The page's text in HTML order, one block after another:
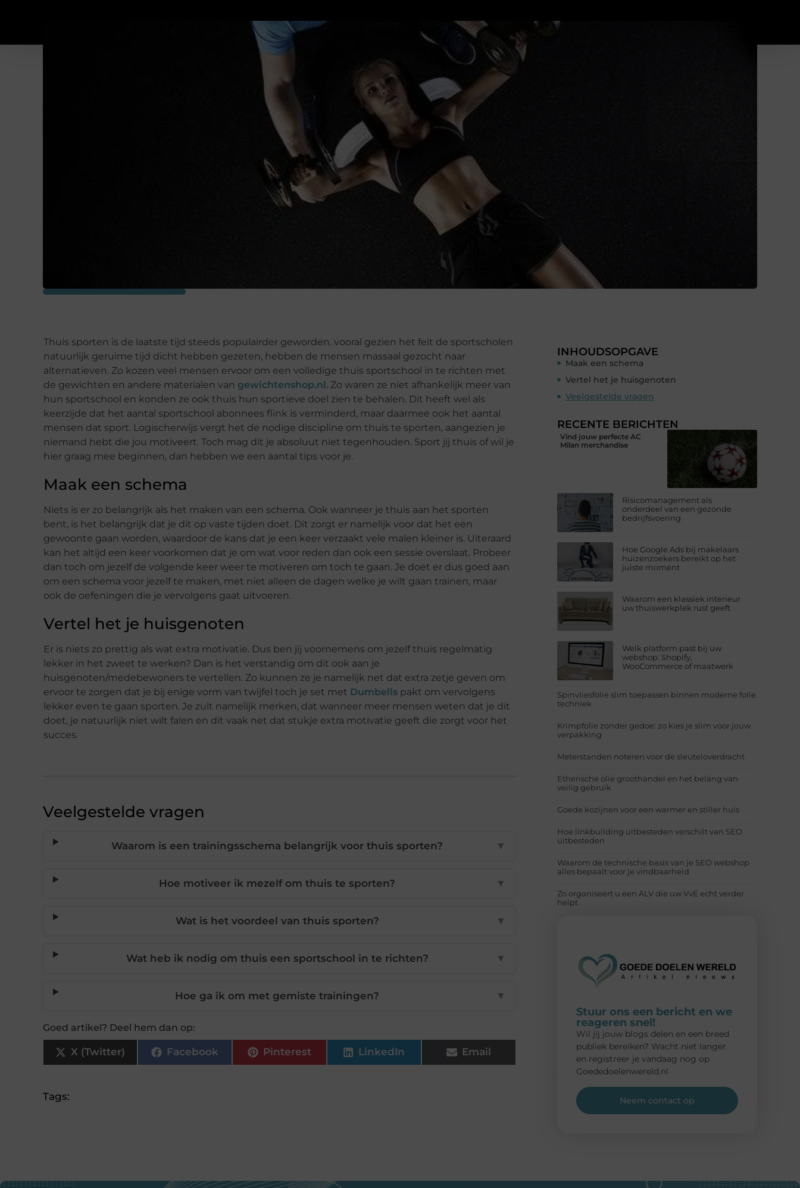
Thuis sporten is de laatste tijd steeds populairder geworden. vooral gezien het feit de sportscholen
natuurlijk geruime tijd dicht hebben gezeten, hebben de mensen massaal gezocht naar
alternatieven. Zo kozen veel mensen ervoor om een volledige thuis sportschool in te richten met
de gewichten en andere materialen van gewichtenshop.nl. Zo waren ze niet afhankelijk meer van
hun sportschool en konden ze ook thuis hun sportieve doel zien te behalen. Dit heeft wel als
keerzijde dat het aantal sportschool abonnees flink is verminderd, maar daarmee ook het aantal
mensen dat sport. Logischerwijs vergt het de nodige discipline om thuis te sporten, aangezien je
niemand hebt die jou motiveert. Toch mag dit je absoluut niet tegenhouden. Sport jij thuis of wil je
hier graag mee beginnen, dan hebben we een aantal tips voor je.
Maak een schema
Niets is er zo belangrijk als het maken van een schema. Ook wanneer je thuis aan het sporten
bent, is het belangrijk dat je dit op vaste tijden doet. Dit zorgt er namelijk voor dat het een
gewoonte gaan worden, waardoor de kans dat je een keer verzaakt vele malen kleiner is. Uiteraard
kan het altijd een keer voorkomen dat je om wat voor reden dan ook een sessie overslaat. Probeer
dan toch om jezelf de volgende keer weer te motiveren om toch te gaan. Je doet er dus goed aan
om een schema voor jezelf te maken, met niet alleen de dagen welke je wilt gaan trainen, maar
ook de oefeningen die je vervolgens gaat uitvoeren.
Vertel het je huisgenoten
Er is niets zo prettig als wat extra motivatie. Dus ben jij voornemens om jezelf thuis regelmatig
lekker in het zweet te werken? Dan is het verstandig om dit ook aan je
huisgenoten/medebewoners te vertellen. Zo kunnen ze je namelijk net dat extra zetje geven om
ervoor te zorgen dat je bij enige vorm van twijfel toch je set met Dumbells pakt om vervolgens
lekker even te gaan sporten. Je zult namelijk merken, dat wanneer meer mensen weten dat je dit
doet, je natuurlijk niet wilt falen en dit vaak net dat stukje extra motivatie geeft die zorgt voor het
succes.
Veelgestelde vragen
Waarom is een trainingsschema belangrijk voor thuis sporten? ▼
Hoe motiveer ik mezelf om thuis te sporten? ▼
Wat is het voordeel van thuis sporten? ▼
Wat heb ik nodig om thuis een sportschool in te richten? ▼
Hoe ga ik om met gemiste trainingen? ▼
Goed artikel? Deel hem dan op:
X (Twitter) Facebook Pinterest LinkedIn Email
Tags:
INHOUDSOPGAVE
Maak een schema
Vertel het je huisgenoten
Veelgestelde vragen
RECENTE BERICHTEN
Vind jouw perfecte AC
Milan merchandise
Risicomanagement als
onderdeel van een gezonde
bedrijfsvoering
Hoe Google Ads bij makelaars
huizenzoekers bereikt op het
juiste moment
Waarom een klassiek interieur
uw thuiswerkplek rust geeft
Welk platform past bij uw
webshop: Shopify,
WooCommerce of maatwerk
Spinvliesfolie slim toepassen binnen moderne folie
techniek
Krimpfolie zonder gedoe: zo kies je slim voor jouw
verpakking
Meterstanden noteren voor de sleuteloverdracht
Etherische olie groothandel en het belang van
veilig gebruik
Goede kozijnen voor een warmer en stiller huis
Hoe linkbuilding uitbesteden verschilt van SEO
uitbesteden
Waarom de technische basis van je SEO webshop
alles bepaalt voor je vindbaarheid
Zo organiseert u een ALV die uw VvE echt verder
helpt
Stuur ons een bericht en we
reageren snel!
Wil jij jouw blogs delen en een breed
publiek bereiken? Wacht niet langer
en registreer je vandaag nog op
Goededoelenwereld.nl
Neem contact op